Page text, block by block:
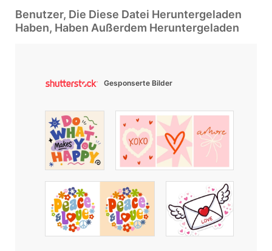
Benutzer, Die Diese Datei Heruntergeladen
Haben, Haben Außerdem Heruntergeladen
Gesponserte Bilder